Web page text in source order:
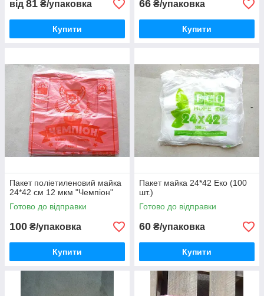
від 81 ₴/упаковка
Купити
66 ₴/упаковка
Купити
Пакет поліетиленовий майка
24*42 см 12 мкм "Чемпіон"
Готово до відправки
100 ₴/упаковка
Купити
Пакет майка 24*42 Еко (100
шт.)
Готово до відправки
60 ₴/упаковка
Купити